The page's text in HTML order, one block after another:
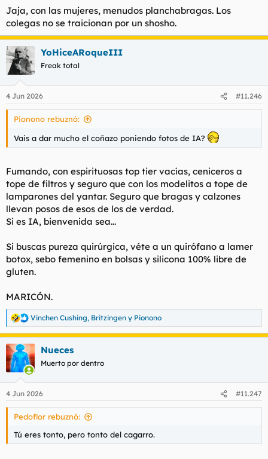
:
Jaja, con las mujeres, menudos planchabragas. Los
colegas no se traicionan por un shosho.
YoHiceARoqueIII
Freak total
4 Jun 2026 #11.246
Pionono rebuznó:
Vais a dar mucho el coñazo poniendo fotos de IA?
Fumando, con espirituosas top tier vacías, ceniceros a
tope de filtros y seguro que con los modelitos a tope de
lamparones del yantar. Seguro que bragas y calzones
llevan posos de esos de los de verdad.
Si es IA, bienvenida sea...
Si buscas pureza quirúrgica, véte a un quirófano a lamer
botox, sebo femenino en bolsas y silicona 100% libre de
gluten.
MARICÓN.
R
e
a
c
c
i
e
s
Vinchen Cushing, Britzingen y Pionono
Nueces
Muerto por dentro
4 Jun 2026 #11.247
Pedoflor rebuznó:
Tú eres tonto, pero tonto del cagarro.